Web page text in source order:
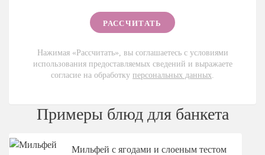
Нажимая «Рассчитать», вы соглашаетесь с условиями
использования предоставляемых сведений и выражаете
согласие на обработку персональных данных.
Примеры блюд для банкета
Мильфей с ягодами и слоеным тестом